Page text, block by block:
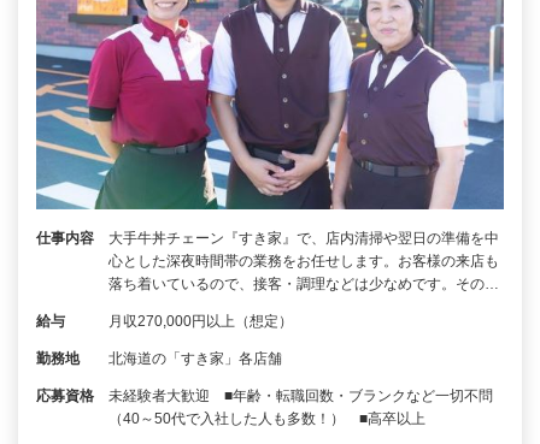
仕事内容
大手牛丼チェーン『すき家』で、店内清掃や翌日の準備を中
心とした深夜時間帯の業務をお任せします。お客様の来店も
落ち着いているので、接客・調理などは少なめです。その…
給与 月収270,000円以上（想定）
勤務地 北海道の「すき家」各店舗
応募資格
未経験者大歓迎 ■年齢・転職回数・ブランクなど一切不問
（40～50代で入社した人も多数！） ■高卒以上